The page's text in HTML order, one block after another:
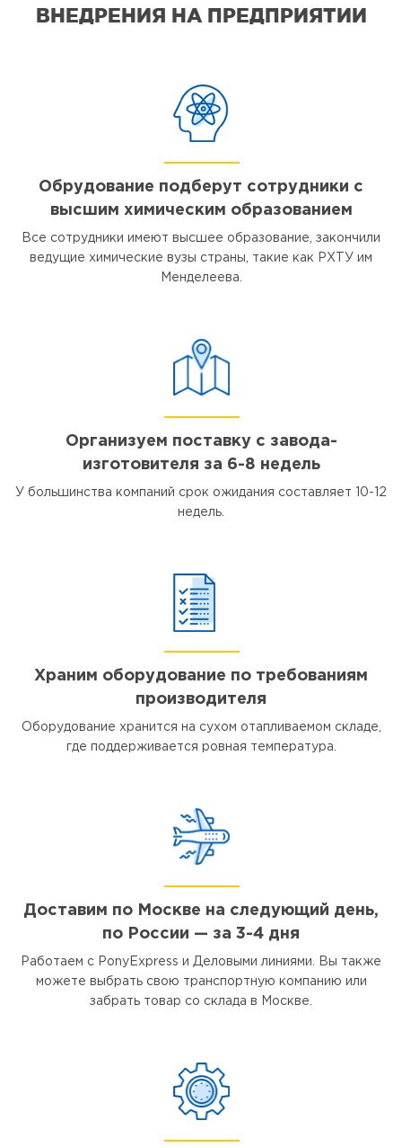
ВНЕДРЕНИЯ НА ПРЕДПРИЯТИИ
Обрудование подберут сотрудники с
высшим химическим образованием
Все сотрудники имеют высшее образование, закончили
ведущие химические вузы страны, такие как РХТУ им
Менделеева.
Организуем поставку с завода-
изготовителя за 6-8 недель
У большинства компаний срок ожидания составляет 10-12
недель.
Храним оборудование по требованиям
производителя
Оборудование хранится на сухом отапливаемом складе,
где поддерживается ровная температура.
Доставим по Москве на следующий день,
по России — за 3-4 дня
Работаем с PonyExpress и Деловыми линиями. Вы также
можете выбрать свою транспортную компанию или
забрать товар со склада в Москве.